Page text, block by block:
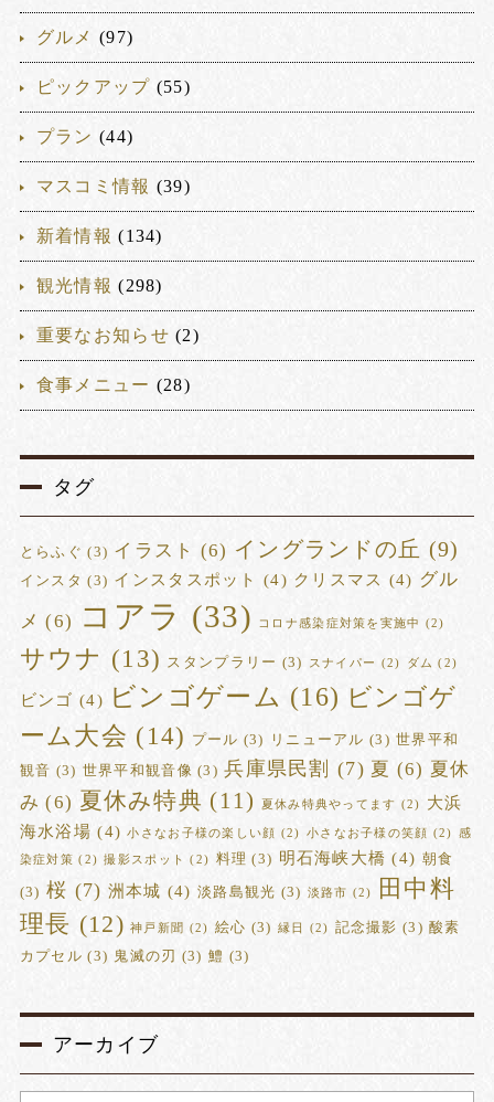
グルメ (97)
ピックアップ (55)
プラン (44)
マスコミ情報 (39)
新着情報 (134)
観光情報 (298)
重要なお知らせ (2)
食事メニュー (28)
タグ
とらふぐ (3) イラスト (6) イングランドの丘 (9)
インスタ (3) インスタスポット (4) クリスマス (4) グル
メ (6) コアラ (33) コロナ感染症対策を実施中 (2)
サウナ (13) スタンプラリー (3) スナイパー (2) ダム (2)
ビンゴ (4) ビンゴゲーム (16) ビンゴゲ
ーム大会 (14) プール (3) リニューアル (3) 世界平和
観音 (3) 世界平和観音像 (3) 兵庫県民割 (7) 夏 (6) 夏休
み (6) 夏休み特典 (11) 夏休み特典やってます (2)
大浜
海水浴場 (4) 小さなお子様の楽しい顔 (2) 小さなお子様の笑顔 (2) 感
染症対策 (2) 撮影スポット (2) 料理 (3) 明石海峡大橋 (4) 朝食
(3) 桜 (7) 洲本城 (4) 淡路島観光 (3) 淡路市 (2)
田中料
理長 (12) 神戸新聞 (2) 絵心 (3) 縁日 (2) 記念撮影 (3) 酸素
カプセル (3) 鬼滅の刃 (3) 鱧 (3)
アーカイブ